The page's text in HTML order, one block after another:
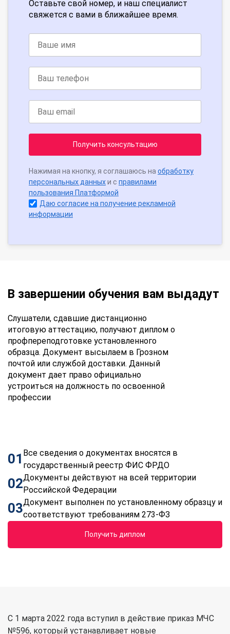
Оставьте свой номер, и наш специалист
свяжется с вами в ближайшее время.
Получить консультацию
Нажимая на кнопку, я соглашаюсь на обработку
персональных данныхи с правилами
пользования Платформой
Даю согласие на получение рекламной
информации
В завершении обучения вам выдадут
Слушатели, сдавшие дистанционно
итоговую аттестацию, получают диплом о
профпереподготовке установленного
образца. Документ высылаем в Грозном
почтой или службой доставки. Данный
документ дает право официально
устроиться на должность по освоенной
профессии
01 Все сведения о документах вносятся в
государственный реестр ФИС ФРДО
02Документы действуют на всей территории
Российской Федерации
03Документ выполнен по установленному образцу и
соответствуют требованиям 273-ФЗ
Получить диплом
С 1 марта 2022 года вступил в действие приказ МЧС
№596, который устанавливает новые